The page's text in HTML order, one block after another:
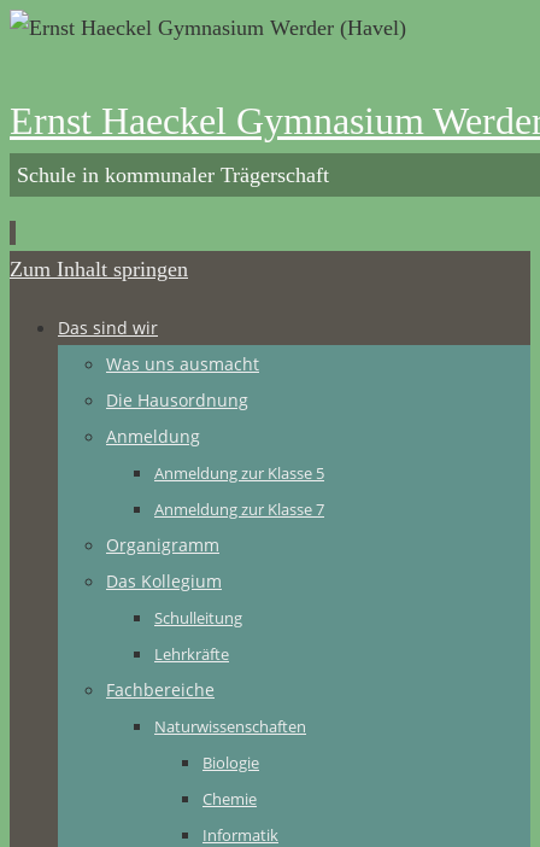
Ernst Haeckel Gymnasium
Schule in kommunaler Trägerschaft
Zum Inhalt springen
Das sind wir
Was uns ausmacht
Die Hausordnung
Anmeldung
Anmeldung zur Klasse 5
Anmeldung zur Klasse 7
Organigramm
Das Kollegium
Schulleitung
Lehrkräfte
Fachbereiche
Naturwissenschaften
Biologie
Chemie
Informatik